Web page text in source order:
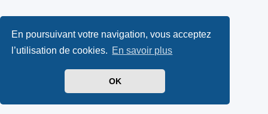
En poursuivant votre navigation, vous acceptez
l’utilisation de cookies. En savoir plus
OK